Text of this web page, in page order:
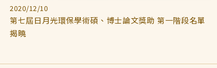
2020/12/10
第七屆日月光環保學術碩、博士論文獎助 第一階段名單
揭曉